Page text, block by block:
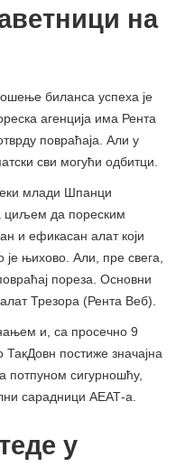
на
биланса успеха је
агенција има Рента
повраћаја. Али у
сви могући одбитци.
млади Шпанци
циљем да пореским
и ефикасан алат који
њихово. Али, пре свега,
пореза. Основни
Трезора (Рента Веб).
и, са просечно 9
постиже значајна
сигурношћу,
сарадници АЕАТ-а.
у